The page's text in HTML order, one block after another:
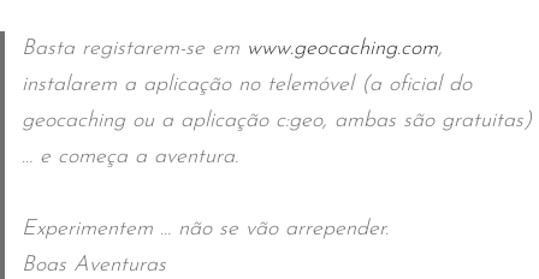
Basta registarem-se em www.geocaching.com,
instalarem a aplicação no telemóvel (a oficial do
geocaching ou a aplicação c:geo, ambas são gratuitas)
… e começa a aventura.
Experimentem … não se vão arrepender.
Boas Aventuras